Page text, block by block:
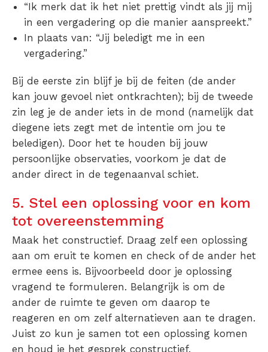
“Ik merk dat ik het niet prettig vindt als jij mij
in een vergadering op die manier aanspreekt.”
In plaats van: “Jij beledigt me in een
vergadering.”
Bij de eerste zin blijf je bij de feiten (de ander
kan jouw gevoel niet ontkrachten); bij de tweede
zin leg je de ander iets in de mond (namelijk dat
diegene iets zegt met de intentie om jou te
beledigen). Door het te houden bij jouw
persoonlijke observaties, voorkom je dat de
ander direct in de tegenaanval schiet.
5. Stel een oplossing voor en kom
tot overeenstemming
Maak het constructief. Draag zelf een oplossing
aan om eruit te komen en check of de ander het
ermee eens is. Bijvoorbeeld door je oplossing
vragend te formuleren. Belangrijk is om de
ander de ruimte te geven om daarop te
reageren en om zelf alternatieven aan te dragen.
Juist zo kun je samen tot een oplossing komen
en houd je het gesprek constructief.